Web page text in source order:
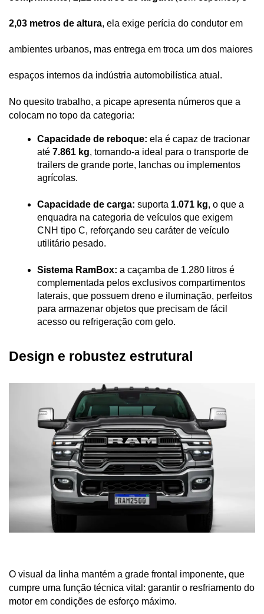
2,03 metros de altura, ela exige perícia do condutor em
ambientes urbanos, mas entrega em troca um dos maiores
espaços internos da indústria automobilística atual.
No quesito trabalho, a picape apresenta números que a
colocam no topo da categoria:
Capacidade de reboque: ela é capaz de tracionar
até 7.861 kg, tornando-a ideal para o transporte de
trailers de grande porte, lanchas ou implementos
agrícolas.
Capacidade de carga: suporta 1.071 kg, o que a
enquadra na categoria de veículos que exigem
CNH tipo C, reforçando seu caráter de veículo
utilitário pesado.
Sistema RamBox: a caçamba de 1.280 litros é
complementada pelos exclusivos compartimentos
laterais, que possuem dreno e iluminação, perfeitos
para armazenar objetos que precisam de fácil
acesso ou refrigeração com gelo.
Design e robustez estrutural
O visual da linha mantém a grade frontal imponente, que
cumpre uma função técnica vital: garantir o resfriamento do
motor em condições de esforço máximo.